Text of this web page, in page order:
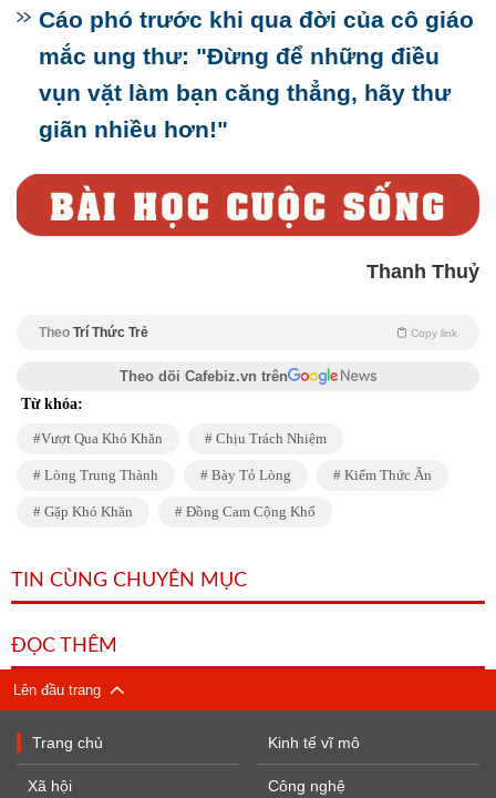
Cáo phó trước khi qua đời của cô giáo
mắc ung thư: "Đừng để những điều
vụn vặt làm bạn căng thẳng, hãy thư
giãn nhiều hơn!"
Thanh Thuỷ
Theo Trí Thức Trẻ Copy link
Theo dõi Cafebiz.vn trên
Từ khóa:
Vượt Qua Khó Khăn Chịu Trách Nhiệm
Lòng Trung Thành Bày Tỏ Lòng Kiếm Thức Ăn
Gặp Khó Khăn Đồng Cam Cộng Khổ
TIN CÙNG CHUYÊN MỤC
ĐỌC THÊM
Lên đầu trang
Trang chủ
Xã hội
Kinh tế vĩ mô
Công nghệ